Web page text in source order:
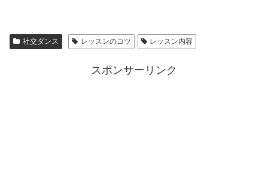
社交ダンス レッスンのコツ レッスン内容
スポンサーリンク